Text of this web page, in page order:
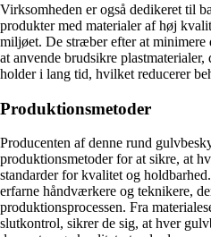
Virksomheden er også dedikeret til
produkter med materialer af høj
miljøet. De stræber efter at minimere
at anvende brudsikre
holder i lang tid, hvilket reducerer
Produktionsmetoder
Producenten af denne rund
produktionsmetoder for at sikre, at
standarder for kvalitet og
erfarne håndværkere og teknikere,
produktionsprocessen. Fra
slutkontrol, sikrer de sig, at hver